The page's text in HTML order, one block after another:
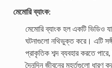
মেমোরি ব্যাংক:
মেমোরি ব্যাংক হল একটি ভিডিও যা
ঘটনাগুলো নথিভুক্ত করে। এটি
প্রাকৃতিক শব্দ ব্যবহার করতে
দৈনন্দিন জীবনের মুহূর্তগুলো ধারণ